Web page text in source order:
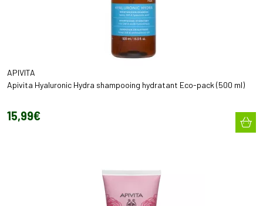
APIVITA
Apivita Hyaluronic Hydra shampooing hydratant Eco-pack (500 ml)
15,99€